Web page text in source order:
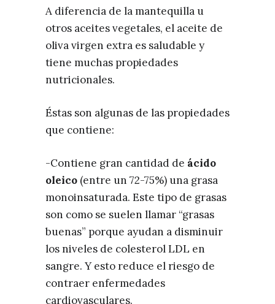
A diferencia de la mantequilla u
otros aceites vegetales, el aceite de
oliva virgen extra es saludable y
tiene muchas propiedades
nutricionales.
Éstas son algunas de las propiedades
que contiene:
-Contiene gran cantidad de ácido
oleico (entre un 72-75%) una grasa
monoinsaturada. Este tipo de grasas
son como se suelen llamar “grasas
buenas” porque ayudan a disminuir
los niveles de colesterol LDL en
sangre. Y esto reduce el riesgo de
contraer enfermedades
cardiovasculares.